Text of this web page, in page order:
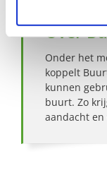
Over
Onder het
koppelt
kunnen
buurt. Zo
aandacht